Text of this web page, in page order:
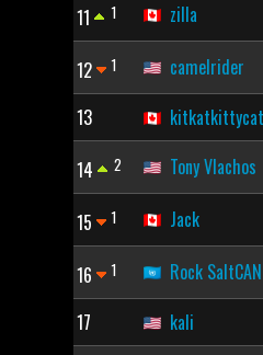
11 1 zilla
12 1 camelrider
13
kitkatkittycat
14 2 Tony Vlachos
15 1 Jack
16 1 Rock SaltCAN
17
kali